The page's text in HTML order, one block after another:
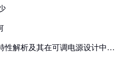
性解析及其在可调电源设计中的